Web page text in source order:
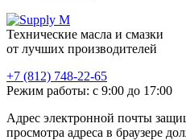
Технические масла и смазки
от лучших производителей
+7 (812) 748-22-65
Режим работы: с 9:00 до 17:00
Адрес электронной почты
просмотра адреса в браузере